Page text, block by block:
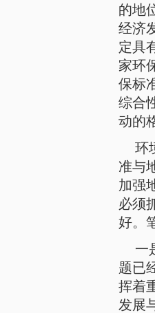
的地
经济
定具
家环
保标
综合
动的
环
准与
加强
必须
好。
一
题已
挥着
发展